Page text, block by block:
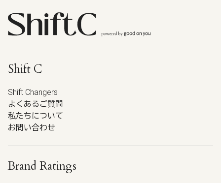
Shift C
Shift Changers
よくあるご質問
私たちについて
お問い合わせ
Brand Ratings